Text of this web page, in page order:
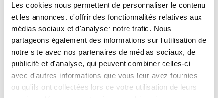
Les cookies nous permettent de personnaliser le contenu
et les annonces, d'offrir des fonctionnalités relatives aux
médias sociaux et d'analyser notre trafic. Nous
partageons également des informations sur l'utilisation de
notre site avec nos partenaires de médias sociaux, de
publicité et d'analyse, qui peuvent combiner celles-ci
avec d'autres informations que vous leur avez fournies
ou qu'ils ont collectées lors de votre utilisation de leurs